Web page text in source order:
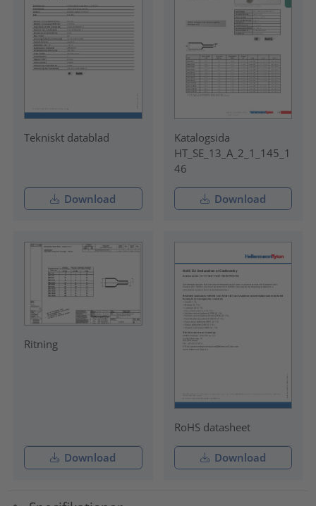
Tekniskt datablad
Download
Katalogsida
HT_SE_13_A_2_1_145_1
46
Download
Ritning
Download
RoHS datasheet
Download